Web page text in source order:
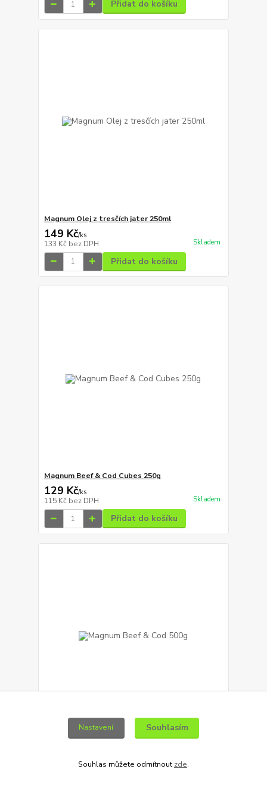
Přidat do košíku
Magnum Olej z tresčích jater 250ml
149 Kč/ks
133 Kč bez DPH Skladem
Přidat do košíku
Magnum Beef & Cod Cubes 250g
129 Kč/ks
115 Kč bez DPH Skladem
Přidat do košíku
Magnum Beef & Cod 500g
Nastavení Souhlasím
Souhlas můžete odmítnout zde.